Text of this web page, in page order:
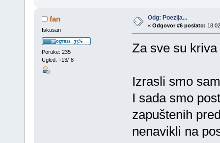
fan
Iskusan
Poruke: 235
Ugled: +13/-8
Odg: Poezija...
« Odgovor #6 poslato:
Za sve su
Izrasli smo
I sada smo
zapuštenih
nenavikli na